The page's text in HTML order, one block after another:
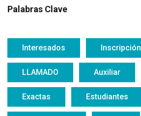
Palabras Clave
Interesados Inscripción
LLAMADO Auxiliar
Exactas Estudiantes